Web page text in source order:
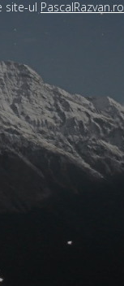
site-ul PascalRazvan.ro